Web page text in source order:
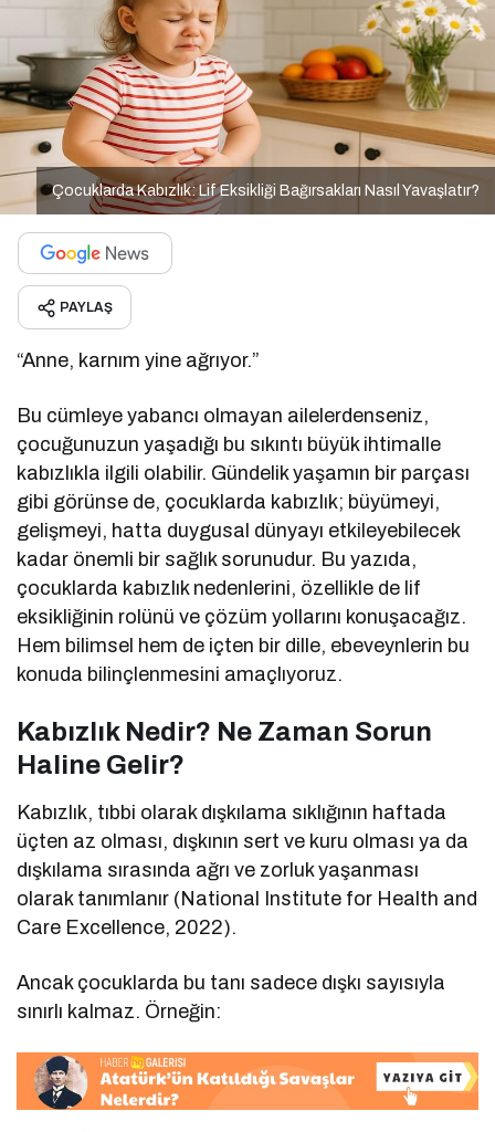
Çocuklarda Kabızlık: Lif Eksikliği Bağırsakları Nasıl Yavaşlatır?
PAYLAŞ
“Anne, karnım yine ağrıyor.”
Bu cümleye yabancı olmayan ailelerdenseniz,
çocuğunuzun yaşadığı bu sıkıntı büyük ihtimalle
kabızlıkla ilgili olabilir. Gündelik yaşamın bir parçası
gibi görünse de, çocuklarda kabızlık; büyümeyi,
gelişmeyi, hatta duygusal dünyayı etkileyebilecek
kadar önemli bir sağlık sorunudur. Bu yazıda,
çocuklarda kabızlık nedenlerini, özellikle de lif
eksikliğinin rolünü ve çözüm yollarını konuşacağız.
Hem bilimsel hem de içten bir dille, ebeveynlerin bu
konuda bilinçlenmesini amaçlıyoruz.
Kabızlık Nedir? Ne Zaman Sorun
Haline Gelir?
Kabızlık, tıbbi olarak dışkılama sıklığının haftada
üçten az olması, dışkının sert ve kuru olması ya da
dışkılama sırasında ağrı ve zorluk yaşanması
olarak tanımlanır (National Institute for Health and
Care Excellence, 2022).
Ancak çocuklarda bu tanı sadece dışkı sayısıyla
sınırlı kalmaz. Örneğin: